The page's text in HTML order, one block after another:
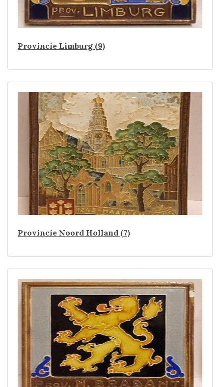
Provincie Limburg (9)
Provincie Noord Holland (7)